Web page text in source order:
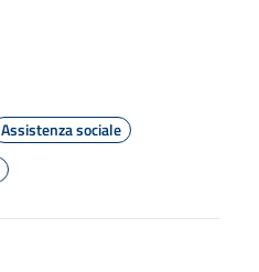
Assistenza sociale